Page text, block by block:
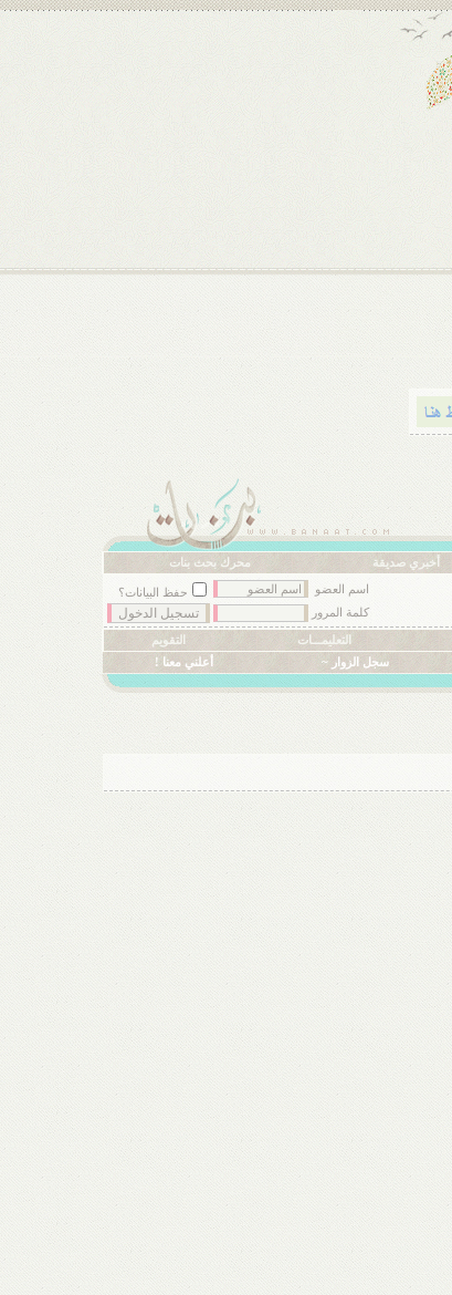
أخبري صديقة محرك بحث بنات
اسم العضو
حفظ البيانات؟
كلمة المرور
التعليمـــات
التقويم
سجل الزوار ~ أعلني معنا !